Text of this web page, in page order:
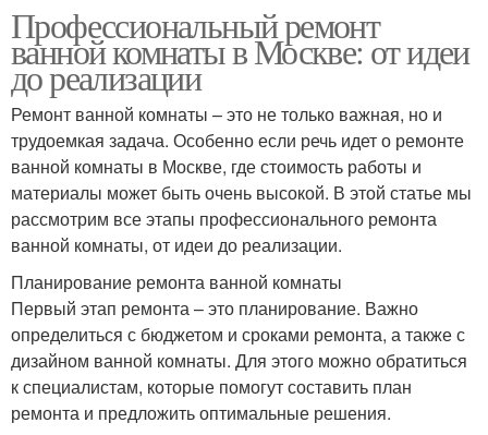
Профессиональный ремонт
ванной комнаты в Москве: от идеи
до реализации
Ремонт ванной комнаты – это не только важная, но и
трудоемкая задача. Особенно если речь идет о ремонте
ванной комнаты в Москве, где стоимость работы и
материалы может быть очень высокой. В этой статье мы
рассмотрим все этапы профессионального ремонта
ванной комнаты, от идеи до реализации.
Планирование ремонта ванной комнаты
Первый этап ремонта – это планирование. Важно
определиться с бюджетом и сроками ремонта, а также с
дизайном ванной комнаты. Для этого можно обратиться
к специалистам, которые помогут составить план
ремонта и предложить оптимальные решения.